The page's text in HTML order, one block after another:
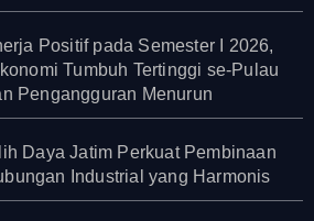
Positif pada Semester I 2026,
Tumbuh Tertinggi se-Pulau
Pengangguran Menurun
Daya Jatim Perkuat Pembinaan
Industrial yang Harmonis